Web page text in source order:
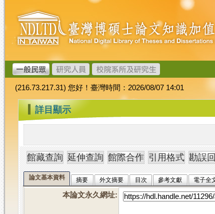
跳
到
主
要
內
容
臺
灣
博
碩
士
論
文
加
值
系
統
(216.73.217.31) 您好！臺灣時間：2026/08/07 14:01
::: 詳目顯示
論文基本資料 摘要 外文摘要 目次 參考文獻 電子全
本論文永久網址: